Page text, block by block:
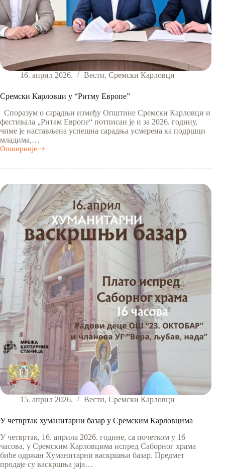
16. април 2026. Вести, Сремски Карловци
Сремски Карловци у “Ритму Европе”
Споразум о сарадњи између Општине Сремски Карловци и
фестивала „Ритам Европе“ потписан је и за 2026. годину,
чиме је настављена успешна сарадња усмерена ка подршци
младима,…
Опширније
Сремски
у
Европе”
15. април 2026. Вести, Сремски Карловци
У четвртак хуманитарни базар у Сремским Карловцима
У четвртак, 16. априла 2026. године, са почетком у 16
часова, у Сремским Карловцима испред Саборног храма
биће одржан Хуманитарни васкршњи базар. Предмет
продаје су васкршња јаја…